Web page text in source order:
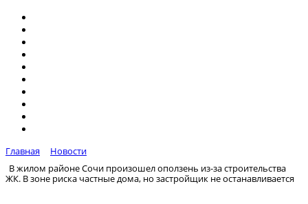
Главная
Новости
В жилом районе Сочи произошел оползень из-за строительства
ЖК. В зоне риска частные дома, но застройщик не останавливается